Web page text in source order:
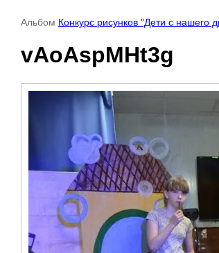
Альбом Конкурс рисунков "Дети с нашего
vAoAspMHt3g